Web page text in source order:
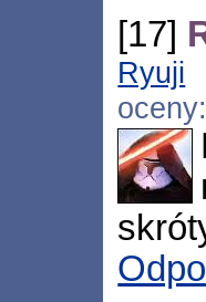
[17]
Ryuji
oceny: